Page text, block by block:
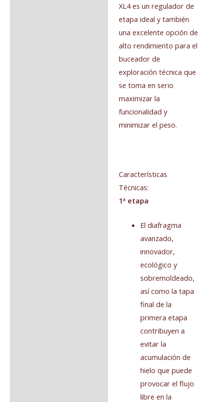
XL4 es un regulador de
etapa ideal y también
una excelente opción de
alto rendimiento para el
buceador de
exploración técnica que
se toma en serio
maximizar la
funcionalidad y
minimizar el peso.
Características
Técnicas:
1ª etapa
El diafragma
avanzado,
innovador,
ecológico y
sobremoldeado,
así como la tapa
final de la
primera etapa
contribuyen a
evitar la
acumulación de
hielo que puede
provocar el flujo
libre en la